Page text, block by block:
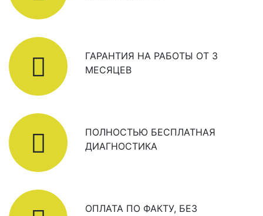
ГАРАНТИЯ НА РАБОТЫ ОТ 3
МЕСЯЦЕВ
ПОЛНОСТЬЮ БЕСПЛАТНАЯ
ДИАГНОСТИКА
ОПЛАТА ПО ФАКТУ, БЕЗ